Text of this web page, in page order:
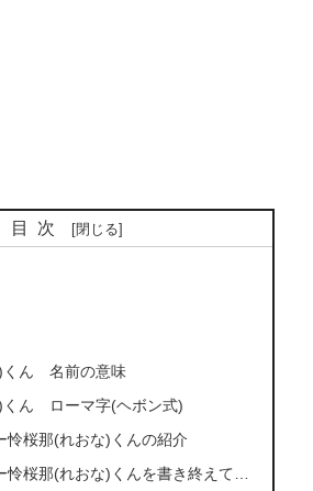
目次
くん 名前の意味
くん ローマ字(ヘボン式)
怜桜那(れおな)くんの紹介
怜桜那(れおな)くんを書き終えて…